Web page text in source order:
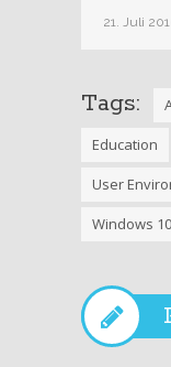
21. Juli
Tags:
Education
User
Windows 10